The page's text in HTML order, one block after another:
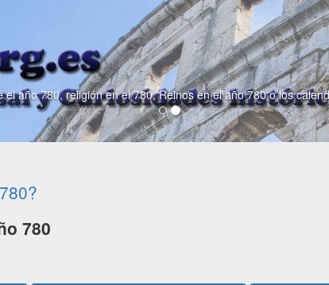
el año 780, religión en el 780, Reinos en el año 780 o los
780